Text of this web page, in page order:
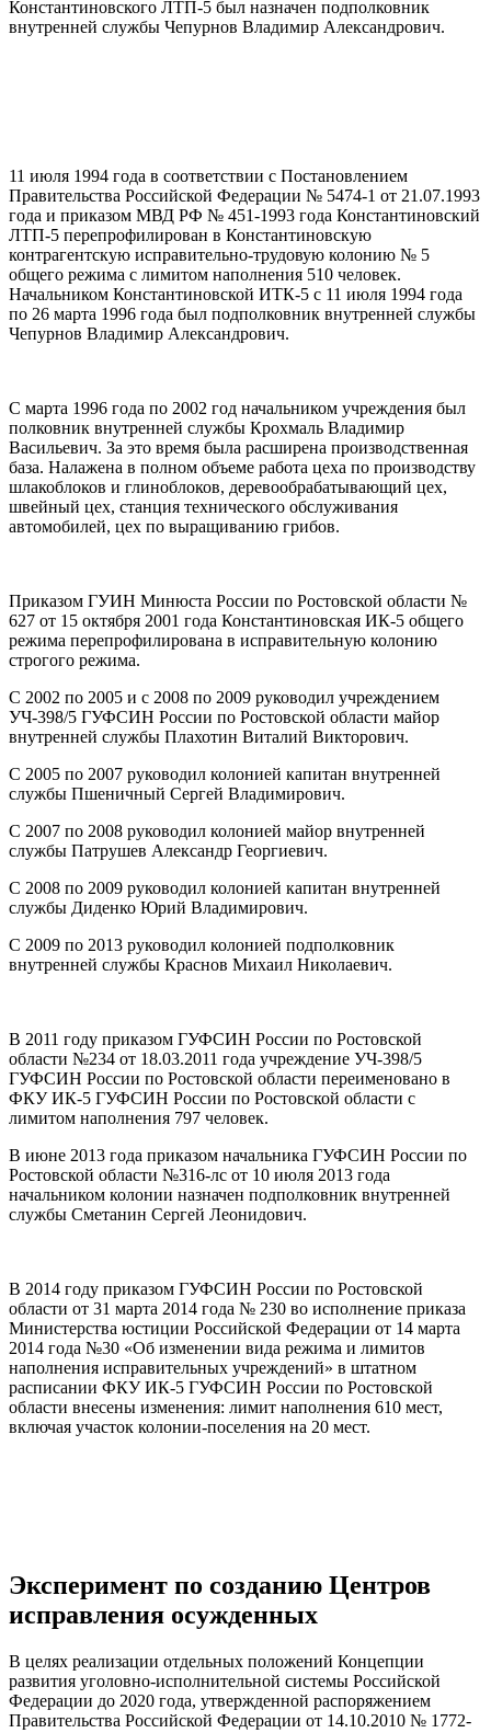
Константиновского ЛТП-5 был назначен подполковник
внутренней службы Чепурнов Владимир Александрович.
11 июля 1994 года в соответствии с Постановлением
Правительства Российской Федерации № 5474-1 от 21.07.1993
года и приказом МВД РФ № 451-1993 года Константиновский
ЛТП-5 перепрофилирован в Константиновскую
контрагентскую исправительно-трудовую колонию № 5
общего режима с лимитом наполнения 510 человек.
Начальником Константиновской ИТК-5 с 11 июля 1994 года
по 26 марта 1996 года был подполковник внутренней службы
Чепурнов Владимир Александрович.
С марта 1996 года по 2002 год начальником учреждения был
полковник внутренней службы Крохмаль Владимир
Васильевич. За это время была расширена производственная
база. Налажена в полном объеме работа цеха по производству
шлакоблоков и глиноблоков, деревообрабатывающий цех,
швейный цех, станция технического обслуживания
автомобилей, цех по выращиванию грибов.
Приказом ГУИН Минюста России по Ростовской области №
627 от 15 октября 2001 года Константиновская ИК-5 общего
режима перепрофилирована в исправительную колонию
строгого режима.
С 2002 по 2005 и с 2008 по 2009 руководил учреждением
УЧ-398/5 ГУФСИН России по Ростовской области майор
внутренней службы Плахотин Виталий Викторович.
С 2005 по 2007 руководил колонией капитан внутренней
службы Пшеничный Сергей Владимирович.
С 2007 по 2008 руководил колонией майор внутренней
службы Патрушев Александр Георгиевич.
С 2008 по 2009 руководил колонией капитан внутренней
службы Диденко Юрий Владимирович.
С 2009 по 2013 руководил колонией подполковник
внутренней службы Краснов Михаил Николаевич.
В 2011 году приказом ГУФСИН России по Ростовской
области №234 от 18.03.2011 года учреждение УЧ-398/5
ГУФСИН России по Ростовской области переименовано в
ФКУ ИК-5 ГУФСИН России по Ростовской области с
лимитом наполнения 797 человек.
В июне 2013 года приказом начальника ГУФСИН России по
Ростовской области №316-лс от 10 июля 2013 года
начальником колонии назначен подполковник внутренней
службы Сметанин Сергей Леонидович.
В 2014 году приказом ГУФСИН России по Ростовской
области от 31 марта 2014 года № 230 во исполнение приказа
Министерства юстиции Российской Федерации от 14 марта
2014 года №30 «Об изменении вида режима и лимитов
наполнения исправительных учреждений» в штатном
расписании ФКУ ИК-5 ГУФСИН России по Ростовской
области внесены изменения: лимит наполнения 610 мест,
включая участок колонии-поселения на 20 мест.
Эксперимент по созданию Центров
исправления осужденных
В целях реализации отдельных положений Концепции
развития уголовно-исполнительной системы Российской
Федерации до 2020 года, утвержденной распоряжением
Правительства Российской Федерации от 14.10.2010 № 1772-